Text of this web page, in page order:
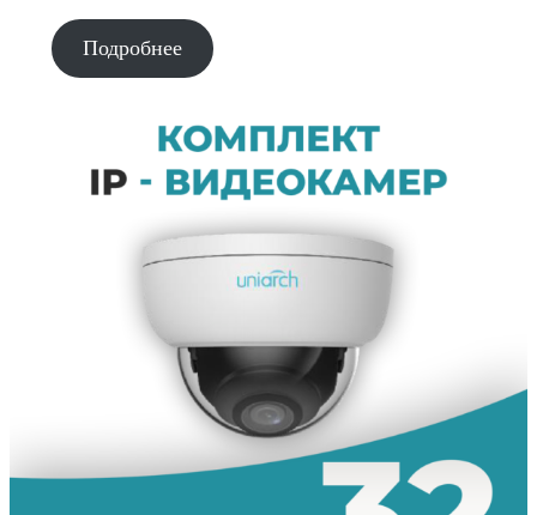
Подробнее